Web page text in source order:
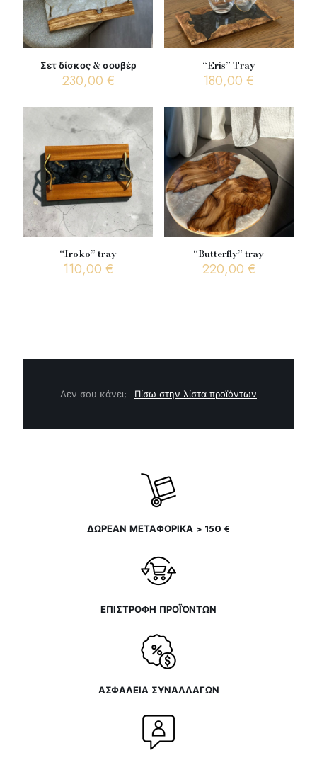
Σετ δίσκος & σουβέρ
230,00 €
“Eris” Tray
180,00€
“Iroko” tray
110,00€
“Butterfly” tray
220,00 €
Δεν σου κάνει; - Πίσω στην λίστα προϊόντων
ΔΩΡΕΑΝ ΜΕΤΑΦΟΡΙΚΑ > 150 €
ΕΠΙΣΤΡΟΦΗ ΠΡΟΪΌΝΤΩΝ
ΑΣΦΑΛΕΙΑ ΣΥΝΑΛΛΑΓΩΝ